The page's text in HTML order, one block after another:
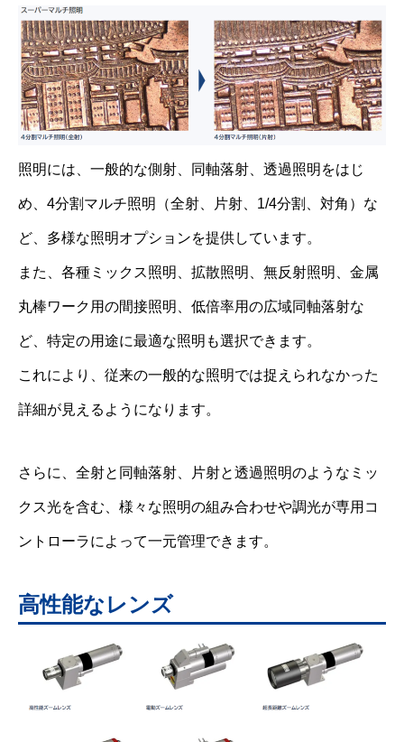
照明には、一般的な側射、同軸落射、透過照明をはじ
め、4分割マルチ照明（全射、片射、1/4分割、対角）な
ど、多様な照明オプションを提供しています。
また、各種ミックス照明、拡散照明、無反射照明、金属
丸棒ワーク用の間接照明、低倍率用の広域同軸落射な
ど、特定の用途に最適な照明も選択できます。
これにより、従来の一般的な照明では捉えられなかった
詳細が見えるようになります。
さらに、全射と同軸落射、片射と透過照明のようなミッ
クス光を含む、様々な照明の組み合わせや調光が専用コ
ントローラによって一元管理できます。
高性能なレンズ